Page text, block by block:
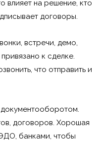
влияет на решение, кто
договоры.
встречи, демо,
к сделке.
что отправить и
документооборотом.
договоров. Хорошая
банками, чтобы